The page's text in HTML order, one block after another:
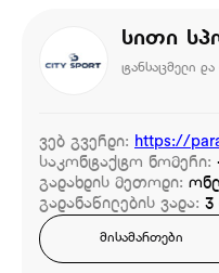
სითი
ტანსაცმელი
ვებ გვერდი: https://
საკონტაქტო ნომერი:
გადახდის მეთოდი:
გადანაწილების ვადა: 3
მისამართები